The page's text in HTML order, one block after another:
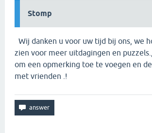
Stomp
Wij danken u voor uw tijd bij ons, we
zien voor meer uitdagingen en
om een opmerking toe te voegen en
met vrienden .!